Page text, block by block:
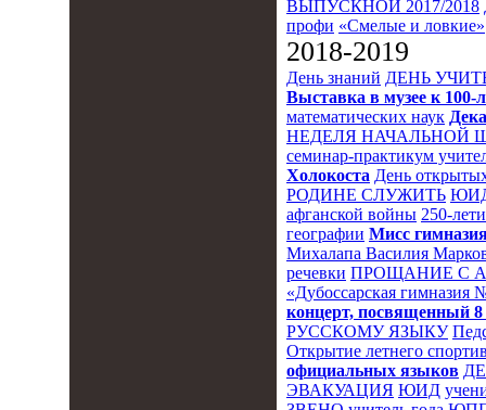
ВЫПУСКНОЙ 2017/2018
профи «Смелые и ловкие»
2018-2019
День знаний ДЕНЬ
Выставка в музее к
математических наук
НЕДЕЛЯ НАЧАЛЬНОЙ
семинар-практикум
Холокоста День
РОДИНЕ СЛУЖИТЬ
афганской войны 250-
географии Мисс
Михалапа Василия
речевки ПРОЩАНИЕ С
«Дубоссарская гимназия
концерт, посвященный
РУССКОМУ ЯЗЫКУ
Открытие летнего
официальных языков
ЭВАКУАЦИЯ ЮИД